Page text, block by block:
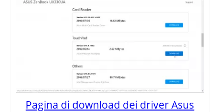
Pagina di download dei driver Asus